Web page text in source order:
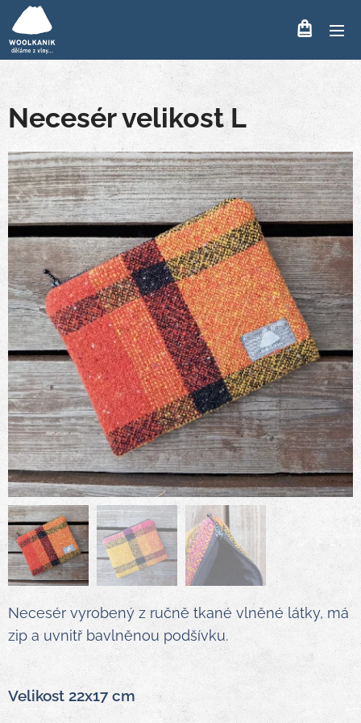
Necesér velikost L
Necesér vyrobený z ručně tkané vlněné látky, má
zip a uvnitř bavlněnou podšívku.
Velikost 22x17 cm